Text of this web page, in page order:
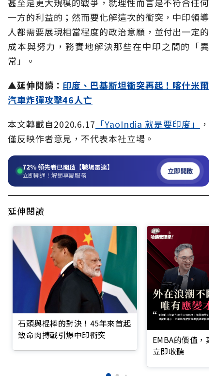
甚至是更大規模的戰爭，就理性而言是不符合任何
一方的利益的；然而要化解這次的衝突，中印領導
人都需要展現相當程度的政治意願，並付出一定的
成本與努力，務實地解決那些在中印之間的「異
常」。
▲延伸閱讀： 印度、巴基斯坦衝突再起！喀什米爾
汽車炸彈攻擊46人亡
本文轉載自2020.6.17 「YaoIndia 就是要印度」
，
僅反映作者意見，不代表本社立場。
72%領先者已開啟【職場雷達】
立即開通！解鎖專屬服務 立即開啟
延伸閱讀
石頭與棍棒的對決！45年來首起
致命肉搏戰引爆中印衝突
EMBA的價值，
立即收聽